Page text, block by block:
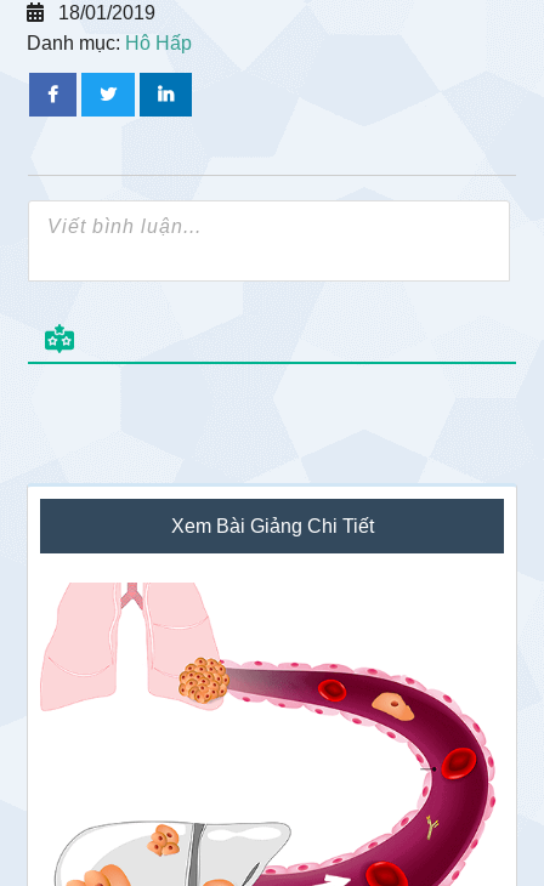
18/01/2019
Danh mục: Hô Hấp
Sidebar
chính
Xem Bài Giảng Chi Tiết